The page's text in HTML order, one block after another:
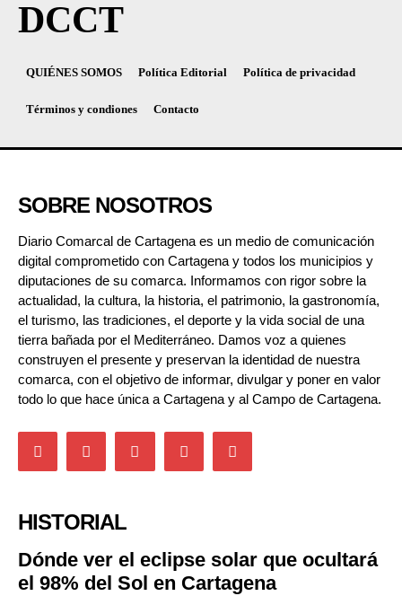
DCCT
QUIÉNES SOMOS Política Editorial Política de privacidad
Términos y condiones Contacto
SOBRE NOSOTROS
Diario Comarcal de Cartagena es un medio de comunicación
digital comprometido con Cartagena y todos los municipios y
diputaciones de su comarca. Informamos con rigor sobre la
actualidad, la cultura, la historia, el patrimonio, la gastronomía,
el turismo, las tradiciones, el deporte y la vida social de una
tierra bañada por el Mediterráneo. Damos voz a quienes
construyen el presente y preservan la identidad de nuestra
comarca, con el objetivo de informar, divulgar y poner en valor
todo lo que hace única a Cartagena y al Campo de Cartagena.
HISTORIAL
Dónde ver el eclipse solar que ocultará
el 98% del Sol en Cartagena